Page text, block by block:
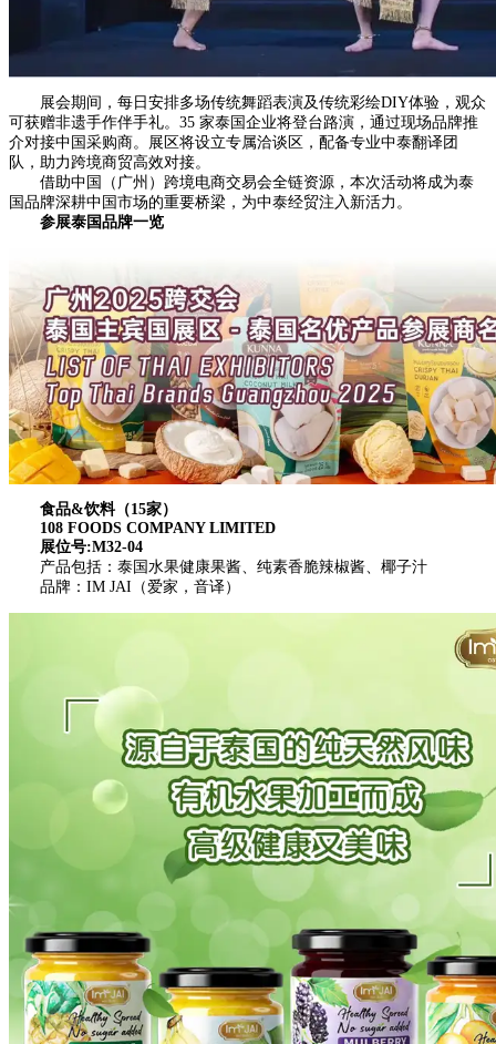
展会期间，每日安排多场传统舞蹈表演及传统彩绘DIY体验，观众
可获赠非遗手作伴手礼。35 家泰国企业将登台路演，通过现场品牌推
介对接中国采购商。展区将设立专属洽谈区，配备专业中泰翻译团
队，助力跨境商贸高效对接。
借助中国（广州）跨境电商交易会全链资源，本次活动将成为泰
国品牌深耕中国市场的重要桥梁，为中泰经贸注入新活力。
参展泰国品牌一览
食品&饮料（15家）
108 FOODS COMPANY LIMITED
展位号:M32-04
产品包括：泰国水果健康果酱、纯素香脆辣椒酱、椰子汁
品牌：IM JAI（爱家，音译）